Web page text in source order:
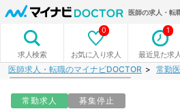
医師の求人・転
求人検索 お気に入り求人
0
最近見た求人
1
医師求人・転職のマイナビDOCTOR 常勤
常勤求人 募集停止